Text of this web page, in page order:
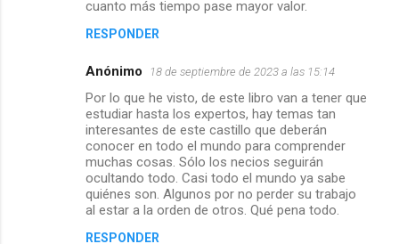
cuanto más tiempo pase mayor valor.
RESPONDER
Anónimo 18 de septiembre de 2023 a las 15:14
Por lo que he visto, de este libro van a tener que
estudiar hasta los expertos, hay temas tan
interesantes de este castillo que deberán
conocer en todo el mundo para comprender
muchas cosas. Sólo los necios seguirán
ocultando todo. Casi todo el mundo ya sabe
quiénes son. Algunos por no perder su trabajo
al estar a la orden de otros. Qué pena todo.
RESPONDER